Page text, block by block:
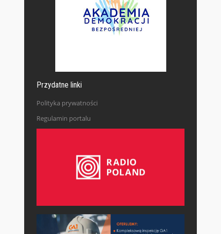
Przydatne linki
Polityka prywatności
Regulamin portalu